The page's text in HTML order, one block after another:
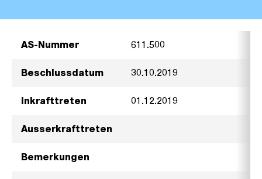
AS-Nummer 611.500
Beschlussdatum 30.10.2019
Inkrafttreten 01.12.2019
Ausserkrafttreten
Bemerkungen